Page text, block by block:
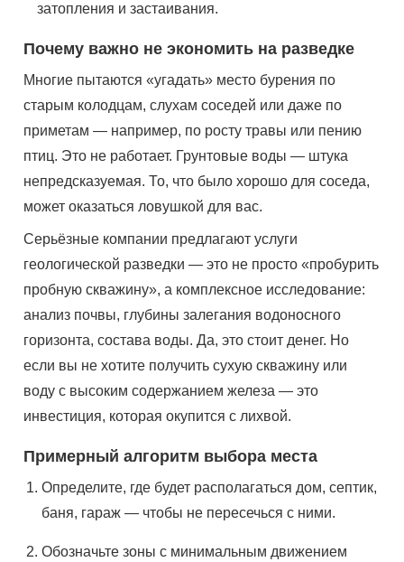
затопления и застаивания.
Почему важно не экономить на разведке
Многие пытаются «угадать» место бурения по
старым колодцам, слухам соседей или даже по
приметам — например, по росту травы или пению
птиц. Это не работает. Грунтовые воды — штука
непредсказуемая. То, что было хорошо для соседа,
может оказаться ловушкой для вас.
Серьёзные компании предлагают услуги
геологической разведки — это не просто «пробурить
пробную скважину», а комплексное исследование:
анализ почвы, глубины залегания водоносного
горизонта, состава воды. Да, это стоит денег. Но
если вы не хотите получить сухую скважину или
воду с высоким содержанием железа — это
инвестиция, которая окупится с лихвой.
Примерный алгоритм выбора места
Определите, где будет располагаться дом, септик,
баня, гараж — чтобы не пересечься с ними.
Обозначьте зоны с минимальным движением